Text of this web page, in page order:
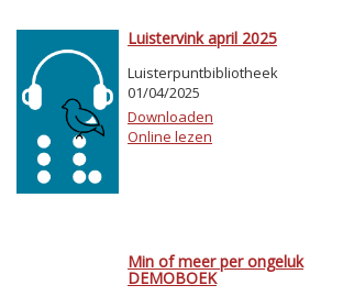
Luistervink april 2025
Luisterpuntbibliotheek
01/04/2025
Downloaden
Online lezen
Min of meer per ongeluk
DEMOBOEK